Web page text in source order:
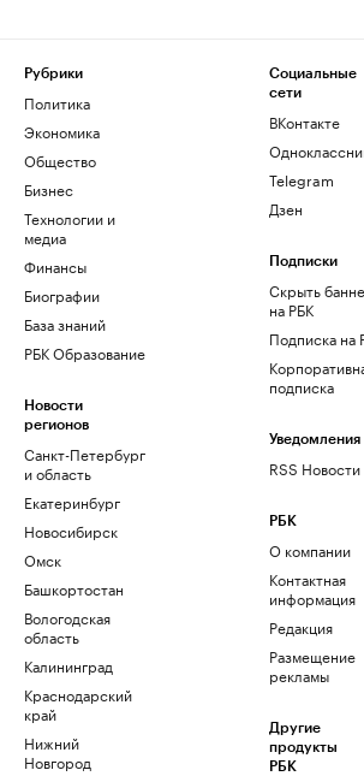
Рубрики
Политика
Экономика
Общество
Бизнес
Технологии и
медиа
Финансы
Биографии
База знаний
РБК Образование
Новости
регионов
Санкт-Петербург
и область
Екатеринбург
Новосибирск
Омск
Башкортостан
Вологодская
область
Калининград
Краснодарский
край
Нижний
Новгород
Социальные
сети
ВКонтакте
Telegram
Дзен
Подписки
Скрыть
на РБК
Подписка на
подписка
Уведомления
RSS Новости
РБК
О компании
Контактная
информация
Редакция
Размещение
рекламы
Другие
продукты
РБК